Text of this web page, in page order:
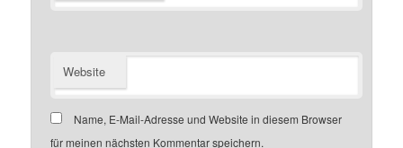
Website
Name, E-Mail-Adresse und Website in diesem Browser
für meinen nächsten Kommentar speichern.